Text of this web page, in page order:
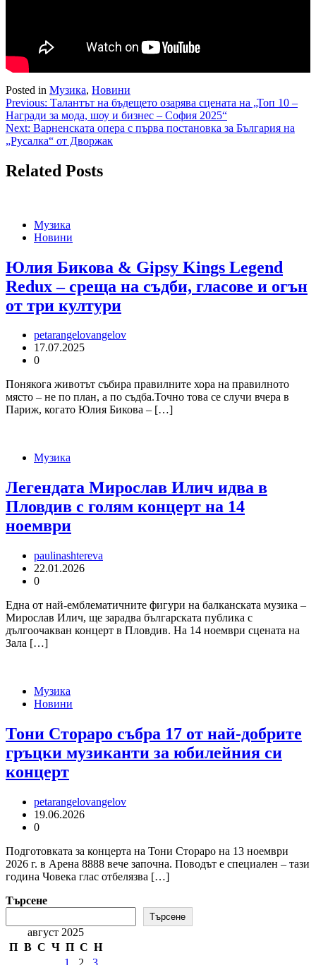
Posted in Музика, Новини
Навигация
Previous: Талантът на бъдещето озарява сцената на „Топ 10 –
Награди за мода, шоу и бизнес – София 2025“
Next: Варненската опера с първа постановка за България на
„Русалка“ от Дворжак
Related Posts
Музика
Новини
Юлия Бикова & Gipsy Kings Legend
Redux – среща на съдби, гласове и огън
от три култури
petarangelovangelov
17.07.2025
0
Понякога животът събира правилните хора на правилното
място – не по план, а по съдба.Точно това се случи вчера в
Париж, когато Юлия Бикова – […]
Музика
Легендата Мирослав Илич идва в
Пловдив с голям концерт на 14
ноември
paulinashtereva
22.01.2026
0
Една от най-емблематичните фигури на балканската музика –
Мирослав Илич, ще зарадва българската публика с
дългоочакван концерт в Пловдив. На 14 ноември сцената на
Зала […]
Музика
Новини
Тони Стораро събра 17 от най-добрите
гръцки музиканти за юбилейния си
концерт
petarangelovangelov
19.06.2026
0
Подготовката за концерта на Тони Стораро на 13 ноември
2026 г. в Арена 8888 вече започна. Поводът е специален – тази
година Човека глас отбелязва […]
Търсене
Търсене
август 2025
П В С Ч П С Н